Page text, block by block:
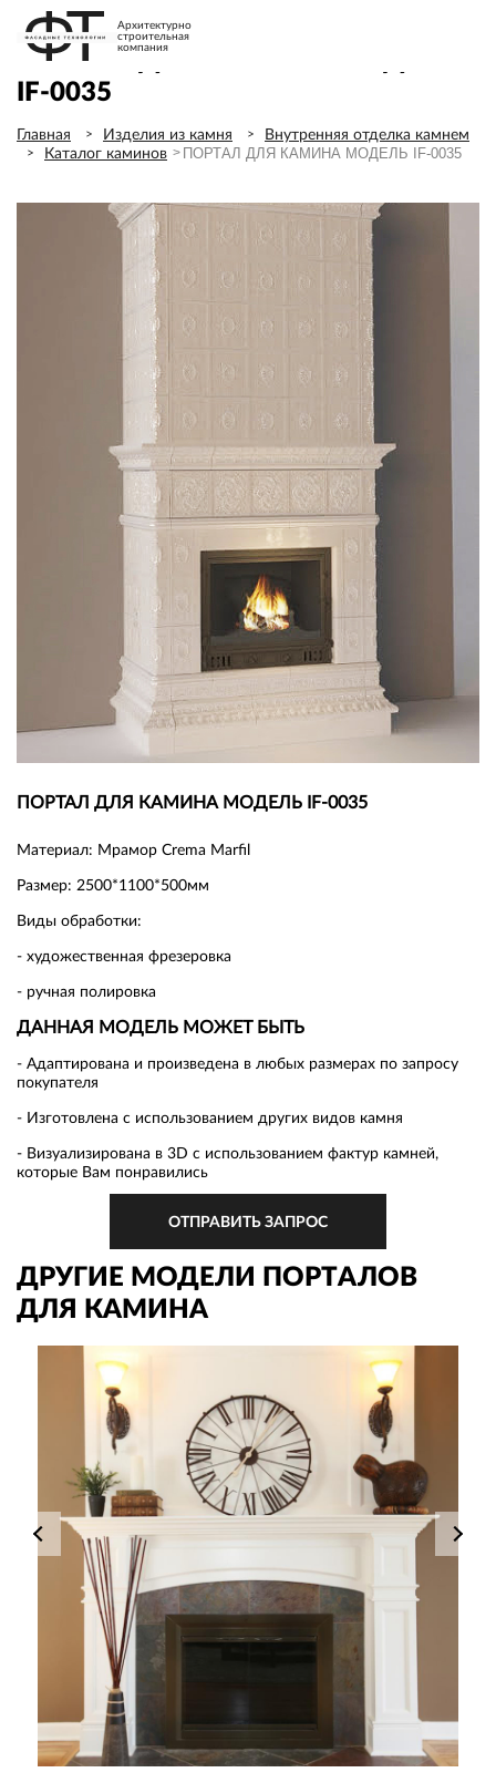
Архитектурно
строительная
компания
ПОРТАЛ ДЛЯ КАМИНА МОДЕЛЬ
IF-0035
Главная Изделия из камня
Внутренняя отделка камнем
Каталог каминов
ПОРТАЛ ДЛЯ КАМИНА МОДЕЛЬ IF-0035
ПОРТАЛ ДЛЯ КАМИНА МОДЕЛЬ IF-0035
Материал: Мрамор Crema Marfil
Размер: 2500*1100*500мм
Виды обработки:
- художественная фрезеровка
- ручная полировка
ДАННАЯ МОДЕЛЬ МОЖЕТ БЫТЬ
- Адаптирована и произведена в любых размерах по запросу
покупателя
- Изготовлена с использованием других видов камня
- Визуализирована в 3D с использованием фактур камней,
которые Вам понравились
ОТПРАВИТЬ ЗАПРОС
ДРУГИЕ МОДЕЛИ ПОРТАЛОВ
ДЛЯ КАМИНА